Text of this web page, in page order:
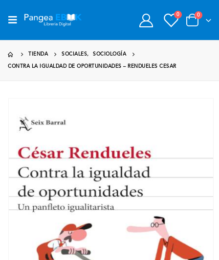
0 0
TIENDA SOCIALES, SOCIOLOGÍA
CONTRA LA IGUALDAD DE OPORTUNIDADES – RENDUELES CESAR